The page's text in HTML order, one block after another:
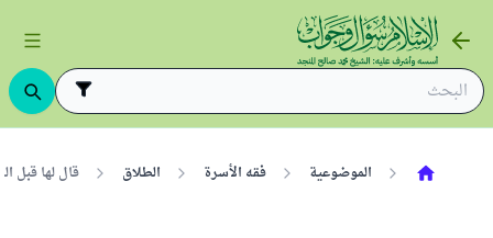
الموضوعية فقه الأسرة الطلاق قال لها قبل